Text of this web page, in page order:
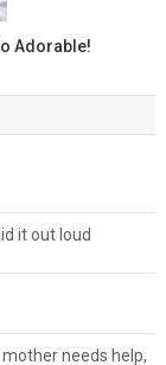
Adorable!
it out loud
needs help,